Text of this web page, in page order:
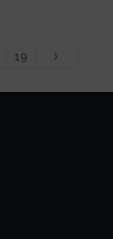
19